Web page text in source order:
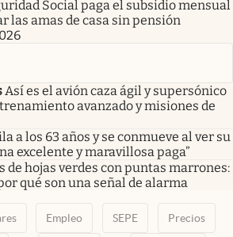
Social paga el subsidio mensual
las amas de casa sin pensión
Así es el avión caza ágil y supersónico
avanzado y misiones de
a los 63 años y se conmueve al ver su
excelente y maravillosa paga”
de hojas verdes con puntas marrones:
qué son una señal de alarma
Empleo SEPE Precios